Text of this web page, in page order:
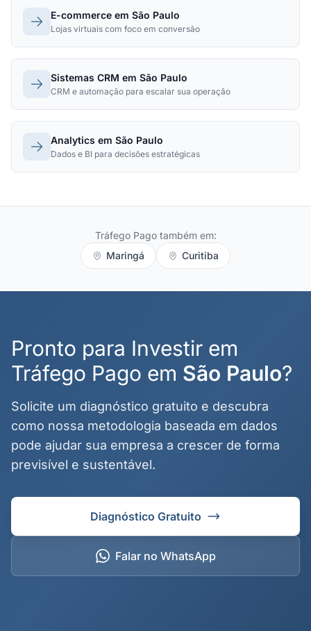
E-commerce em São Paulo
Lojas virtuais com foco em conversão
Sistemas CRM em São Paulo
CRM e automação para escalar sua operação
Analytics em São Paulo
Dados e BI para decisões estratégicas
Tráfego Pago também em:
Maringá
Curitiba
Pronto para Investir em
Tráfego Pago em São Paulo?
Solicite um diagnóstico gratuito e descubra
como nossa metodologia baseada em dados
pode ajudar sua empresa a crescer de forma
previsível e sustentável.
Diagnóstico Gratuito
Falar no WhatsApp